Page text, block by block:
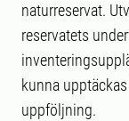
naturreservat.
reservatets
kunna
uppföljning.